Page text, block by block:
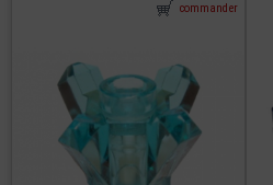
commander